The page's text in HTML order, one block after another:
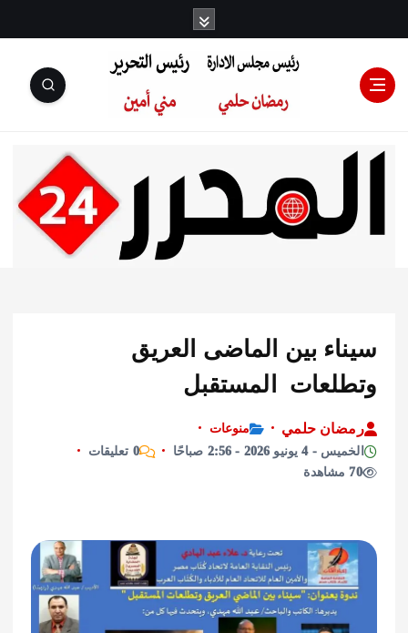
رئيس مجلس
الإدارة: رمضان
التحرير:مني أمين
بين الماضى العريق
المستقبل
حلمي
منوعات
2026 - 2:56 صباحًا
0 تعليقات